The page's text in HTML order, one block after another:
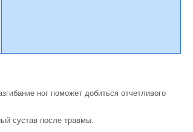
ног поможет добиться отчетливого
сустав после травмы.